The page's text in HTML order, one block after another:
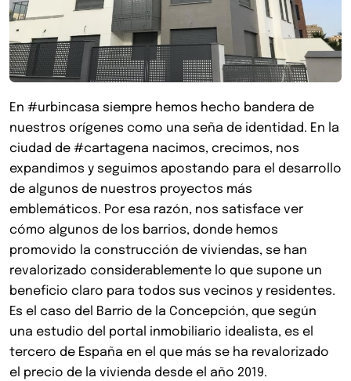
En #urbincasa siempre hemos hecho bandera de
nuestros orígenes como una seña de identidad. En la
ciudad de #cartagena nacimos, crecimos, nos
expandimos y seguimos apostando para el desarrollo
de algunos de nuestros proyectos más
emblemáticos. Por esa razón, nos satisface ver
cómo algunos de los barrios, donde hemos
promovido la construcción de viviendas, se han
revalorizado considerablemente lo que supone un
beneficio claro para todos sus vecinos y residentes.
Es el caso del Barrio de la Concepción, que según
una estudio del portal inmobiliario idealista, es el
tercero de España en el que más se ha revalorizado
el precio de la vivienda desde el año 2019.